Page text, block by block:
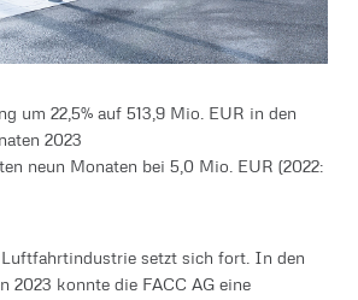
um 22,5% auf 513,9 Mio. EUR in den
2023
neun Monaten bei 5,0 Mio. EUR (2022:
setzt sich fort. In den
2023 konnte die FACC AG eine